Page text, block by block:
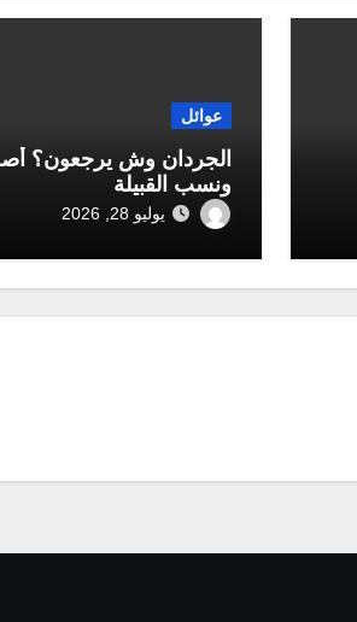
عوائل
الجردان وش يرجعون؟
ونسب القبيلة
يوليو 28, 2026